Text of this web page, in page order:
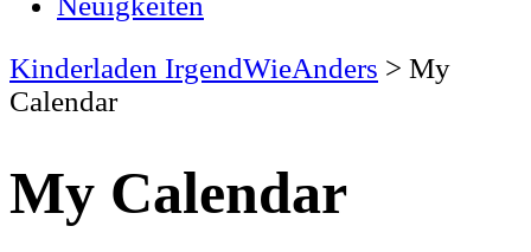
Kinderladen IrgendWieAnders > My
Calendar
My Calendar